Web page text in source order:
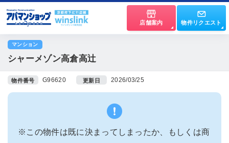
店舗案内 物件リクエスト
マンション
シャーメゾン高倉高辻
物件番号 G96620 更新日 2026/03/25
※この物件は既に決まってしまったか、もしくは商